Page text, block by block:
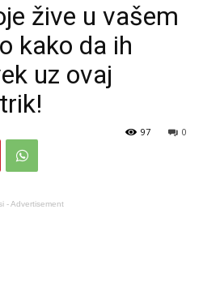
žive u vašem
kako da ih
uz ovaj
0
97
- Advertisement